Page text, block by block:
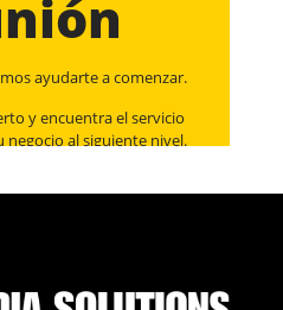
ayudarte a comenzar.
y encuentra el servicio
al siguiente nivel.